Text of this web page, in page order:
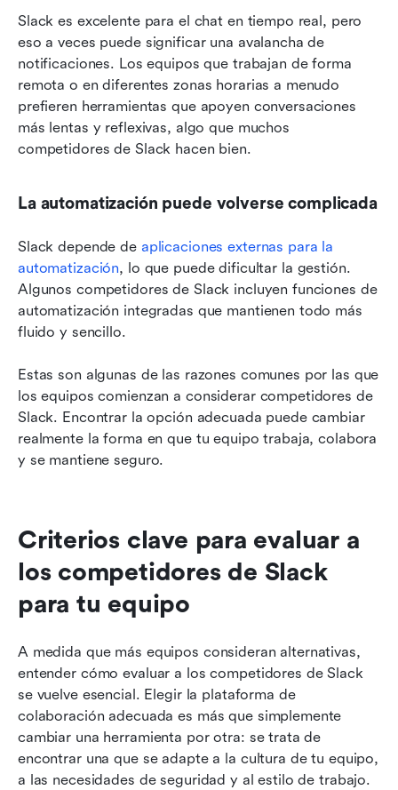
Slack es excelente para el chat en tiempo real, pero
eso a veces puede significar una avalancha de
notificaciones. Los equipos que trabajan de forma
remota o en diferentes zonas horarias a menudo
prefieren herramientas que apoyen conversaciones
más lentas y reflexivas, algo que muchos
competidores de Slack hacen bien.
La automatización puede volverse complicada
Slack depende de aplicaciones externas para la
automatización, lo que puede dificultar la gestión.
Algunos competidores de Slack incluyen funciones de
automatización integradas que mantienen todo más
fluido y sencillo.
Estas son algunas de las razones comunes por las que
los equipos comienzan a considerar competidores de
Slack. Encontrar la opción adecuada puede cambiar
realmente la forma en que tu equipo trabaja, colabora
y se mantiene seguro.
Criterios clave para evaluar a
los competidores de Slack
para tu equipo
A medida que más equipos consideran alternativas,
entender cómo evaluar a los competidores de Slack
se vuelve esencial. Elegir la plataforma de
colaboración adecuada es más que simplemente
cambiar una herramienta por otra: se trata de
encontrar una que se adapte a la cultura de tu equipo,
a las necesidades de seguridad y al estilo de trabajo.